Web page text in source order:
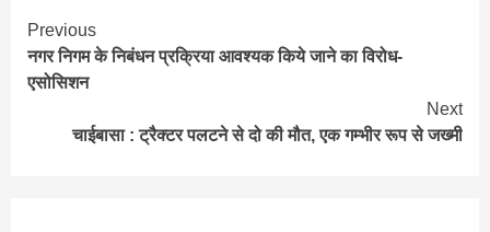
Continue
Reading
Previous
नगर निगम के निबंधन प्रक्रिया आवश्यक किये जाने का विरोध-
एसोसिशन
Next
चाईबासा : ट्रैक्टर पलटने से दो की मौत, एक गम्भीर रूप से जख्मी